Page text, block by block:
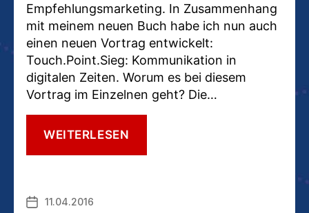
Empfehlungsmarketing. In Zusammenhang
mit meinem neuen Buch habe ich nun auch
einen neuen Vortrag entwickelt:
Touch.Point.Sieg: Kommunikation in
digitalen Zeiten. Worum es bei diesem
Vortrag im Einzelnen geht? Die…
WEITERLESEN
Veröffentlichungsdatum
11.04.2016